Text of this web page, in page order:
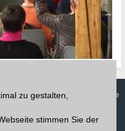
zu gestalten,
stimmen Sie der
Highest acceptance